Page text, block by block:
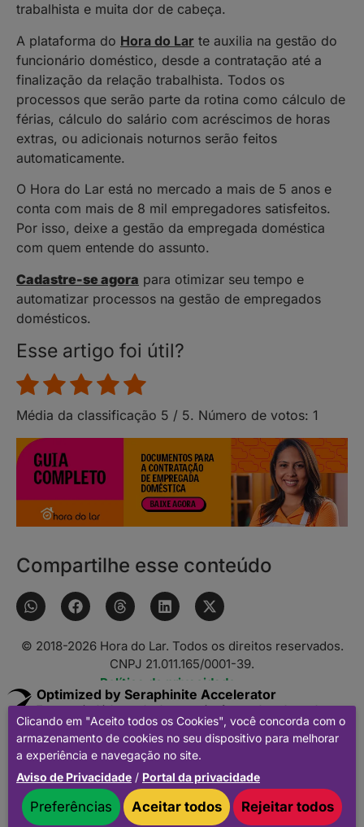
Clicando em "Aceito todos os Cookies", você concorda com o
armazenamento de cookies no seu dispositivo para melhorar
a experiência e navegação no site.
Aviso de Privacidade / Portal da privacidade
Preferências Aceitar todos Rejeitar todos
trabalhista e muita dor de cabeça.
A plataforma do Hora do Lar te auxilia na gestão do
funcionário doméstico, desde a contratação até a
finalização da relação trabalhista. Todos os
processos que serão parte da rotina como cálculo de
férias, cálculo do salário com acréscimos de horas
extras, ou adicionais noturnos serão feitos
automaticamente.
O Hora do Lar está no mercado a mais de 5 anos e
conta com mais de 8 mil empregadores satisfeitos.
Por isso, deixe a gestão da empregada doméstica
com quem entende do assunto.
Cadastre-se agora para otimizar seu tempo e
automatizar processos na gestão de empregados
domésticos.
Esse artigo foi útil?
Média da classificação 5 / 5. Número de votos: 1
Compartilhe esse conteúdo
© 2018-2026Hora do Lar. Todos os direitos reservados.
CNPJ 21.011.165/0001-39.
Política de privacidade.
Optimized by Seraphinite Accelerator
Turns on site high speed to be attractive for people and search
engines.